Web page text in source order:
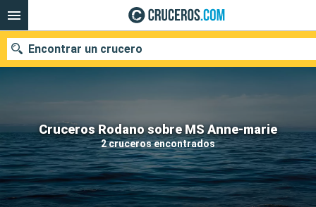
Cruceros Rodano sobre MS Anne-marie
2 cruceros encontrados
Encontrar un crucero
Nuestros destinos
Fecha de salida
Puertos Compañías